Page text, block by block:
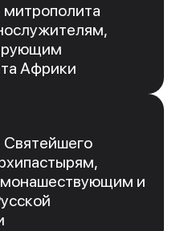
митрополита
Африки
Святейшего
и